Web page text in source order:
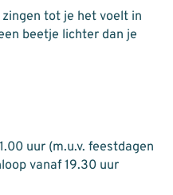
tot je het voelt in
beetje lichter dan je
uur (m.u.v. feestdagen
vanaf 19.30 uur